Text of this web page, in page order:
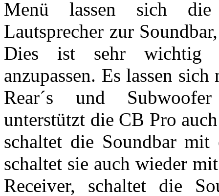
Menü lassen sich die
Lautsprecher zur
Dies ist sehr wichtig
anzupassen. Es lassen
Rear´s und
unterstützt die CB Pro
schaltet die Soundbar
schaltet sie auch wieder
Receiver, schaltet die